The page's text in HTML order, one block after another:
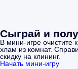
Сыграй и
В мини-игре очистите
хлам из комнат.
скидку на клининг.
Начать мини-игру